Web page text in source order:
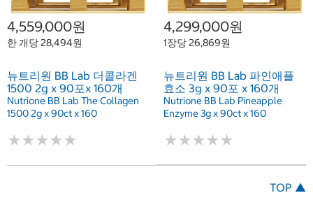
4,559,000원
한 개당 28,494원
뉴트리원 BB Lab 더콜라겐
1500 2g x 90포x 160개
Nutrione BB Lab The Collagen
1500 2g x 90ct x 160
★★★★★
★★★★★
4,299,000원
1장당 26,869원
뉴트리원 BB Lab 파인애플
효소 3g x 90포 x 160개
Nutrione BB Lab Pineapple
Enzyme 3g x 90ct x 160
★★★★★
★★★★★
TOP ▲